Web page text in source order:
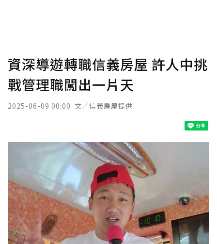
資深導遊轉職信義房屋 許人中挑
戰管理職闖出一片天
2025-06-09 00:00 文／信義房屋提供